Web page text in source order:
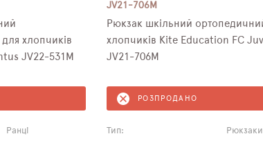
хлопчиків
JV22-531M
Ранці
JV21-706M
Рюкзак шкільний
хлопчиків Kite Education FC
JV21-706M
РОЗПРОДАНО
Тип:
Рюкзаки